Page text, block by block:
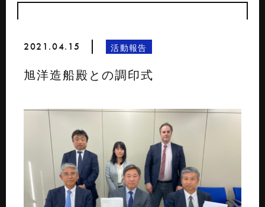
2021.04.15 活動報告
旭洋造船殿との調印式